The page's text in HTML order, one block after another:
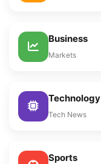
Business
Markets
Technology
Tech News
Sports